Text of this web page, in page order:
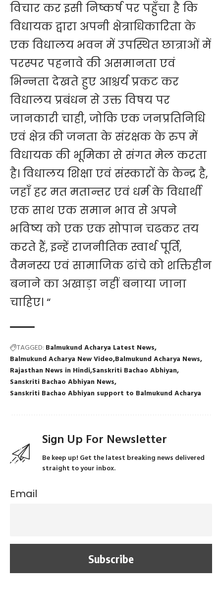
विचार कर इसी निष्कर्ष पर पहुँचा है कि
विधायक द्वारा अपनी क्षेत्राधिकारिता के
एक विधालय भवन में उपस्थित छात्राओं में
परस्पर पहनावे की असमानता एवं
भिन्नता देखते हुए आश्चर्य प्रकट कर
विधालय प्रबंधन से उक्त विषय पर
जानकारी चाही, जोकि एक जनप्रतिनिधि
एवं क्षेत्र की जनता के संरक्षक के रुप में
विधायक की भूमिका से संगत मेल करता
है। विधालय शिक्षा एवं संस्कारों के केन्द्र है,
जहाँ हर मत मतान्तर एवं धर्म के विधार्थी
एक साथ एक समान भाव से अपने
भविष्य को एक एक सोपान चढकर तय
करते हैं, इन्हें राजनीतिक स्वार्थ पूर्ति,
वैमनस्य एवं सामाजिक ढांचे को शक्तिहीन
बनाने का अखाड़ा नहीं बनाया जाना
चाहिए। “
TAGGED: Balmukund Acharya Latest News
Balmukund Acharya New Video Balmukund Acharya News
Rajasthan News in Hindi Sanskriti Bachao Abhiyan
Sanskriti Bachao Abhiyan News
Sanskriti Bachao Abhiyan support to Balmukund Acharya
Sign Up For Newsletter
Be keep up! Get the latest breaking news delivered
straight to your inbox.
Email